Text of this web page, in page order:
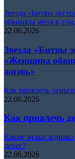
Звезда «Битвы
обвиняла меня в
22.06.2026
Звезда «Битвы
«Женщина
жизнь»
Как привлечь
22.06.2026
Как привлечь
Какие знаки
денег?
22.06.2026